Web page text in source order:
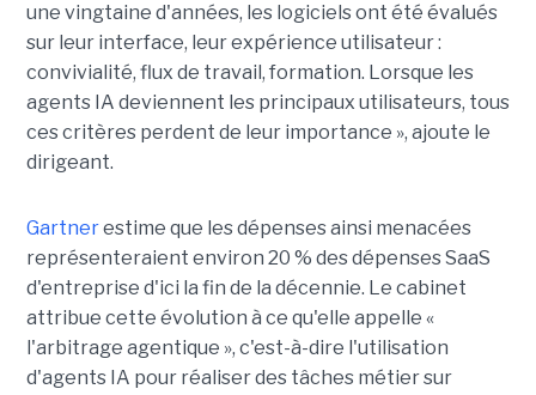
une vingtaine d'années, les logiciels ont été évalués
sur leur interface, leur expérience utilisateur :
convivialité, flux de travail, formation. Lorsque les
agents IA deviennent les principaux utilisateurs, tous
ces critères perdent de leur importance », ajoute le
dirigeant.
Gartnerestime que les dépenses ainsi menacées
représenteraient environ 20 % des dépenses SaaS
d'entreprise d'ici la fin de la décennie. Le cabinet
attribue cette évolution à ce qu'elle appelle «
l'arbitrage agentique », c'est-à-dire l'utilisation
d'agents IA pour réaliser des tâches métier sur